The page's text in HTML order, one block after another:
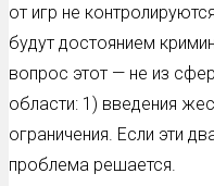
от игр не
будут достоянием
вопрос этот — не из
области: 1) введения
ограничения. Если эти
проблема решается.